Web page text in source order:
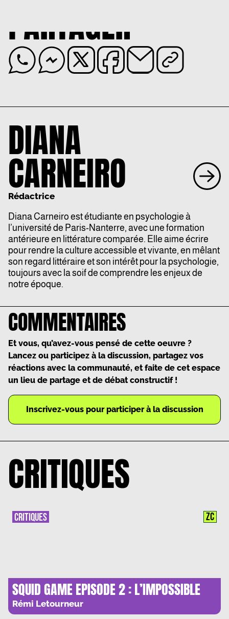
PARTAGER
DIANA
CARNEIRO
Rédactrice
DianaCarneiro est étudiante en psychologie à
l’université de Paris-Nanterre, avec une formation
antérieure en littérature comparée. Elle aime écrire
pour rendre la culture accessible et vivante, en mêlant
son regard littéraire et son intérêt pour la psychologie,
toujours avec la soif de comprendre les enjeux de
notre époque.
COMMENTAIRES
Et vous, qu’avez-vous pensé de cette oeuvre ?
Lancez ou participez à la discussion, partagez vos
réactions avec la communauté, et faite de cet espace
un lieu de partage et de débat constructif !
Inscrivez-vous pour participer à la discussion
CRITIQUES
SQUID GAME EPISODE 2 : L’IMPOSSIBLE
EGALITE DES CHANCES
Rémi Letourneur
CRITIQUES ZC